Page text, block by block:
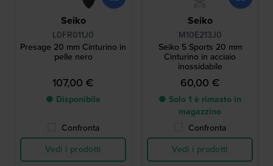
Seiko
L0FR011J0
Presage 20 mm Cinturino in
pelle nero
107,00 €
● Disponibile
Confronta
Vedi i prodotti
Seiko
M10E213J0
Seiko 5 Sports 20 mm
Cinturino in acciaio
inossidabile
60,00 €
● Solo 1 è rimasto in
magazzino
Confronta
Vedi i prodotti